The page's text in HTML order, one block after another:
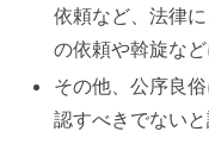
依頼など、法律
の依頼や斡旋など
その他、公序良
認すべきでないと